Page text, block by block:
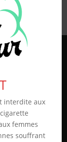
interdite aux
femmes
souffrant